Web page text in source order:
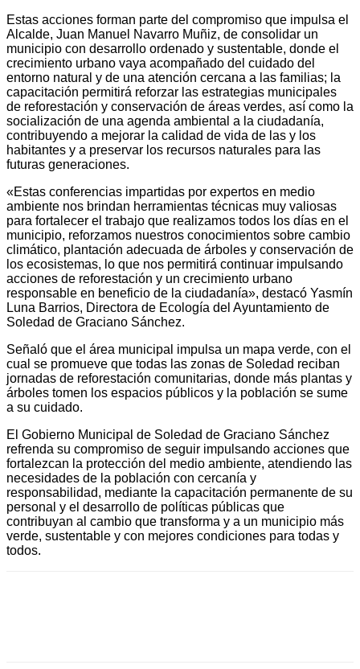
Estas acciones forman parte del compromiso que impulsa el
Alcalde, Juan Manuel Navarro Muñiz, de consolidar un
municipio con desarrollo ordenado y sustentable, donde el
crecimiento urbano vaya acompañado del cuidado del
entorno natural y de una atención cercana a las familias; la
capacitación permitirá reforzar las estrategias municipales
de reforestación y conservación de áreas verdes, así como la
socialización de una agenda ambiental a la ciudadanía,
contribuyendo a mejorar la calidad de vida de las y los
habitantes y a preservar los recursos naturales para las
futuras generaciones.
«Estas conferencias impartidas por expertos en medio
ambiente nos brindan herramientas técnicas muy valiosas
para fortalecer el trabajo que realizamos todos los días en el
municipio, reforzamos nuestros conocimientos sobre cambio
climático, plantación adecuada de árboles y conservación de
los ecosistemas, lo que nos permitirá continuar impulsando
acciones de reforestación y un crecimiento urbano
responsable en beneficio de la ciudadanía», destacó Yasmín
Luna Barrios, Directora de Ecología del Ayuntamiento de
Soledad de Graciano Sánchez.
Señaló que el área municipal impulsa un mapa verde, con el
cual se promueve que todas las zonas de Soledad reciban
jornadas de reforestación comunitarias, donde más plantas y
árboles tomen los espacios públicos y la población se sume
a su cuidado.
El Gobierno Municipal de Soledad de Graciano Sánchez
refrenda su compromiso de seguir impulsando acciones que
fortalezcan la protección del medio ambiente, atendiendo las
necesidades de la población con cercanía y
responsabilidad, mediante la capacitación permanente de su
personal y el desarrollo de políticas públicas que
contribuyan al cambio que transforma y a un municipio más
verde, sustentable y con mejores condiciones para todas y
todos.